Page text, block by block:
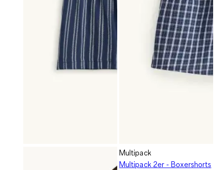
Multipack
Multipack 2er - Boxershorts